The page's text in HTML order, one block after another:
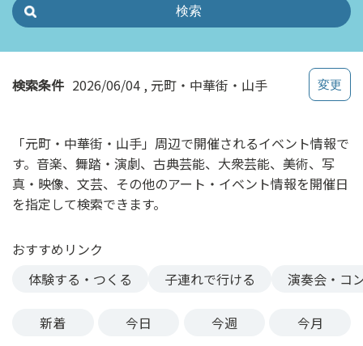
ペ
の検索条件 2026/06/04 元町・中華街・山手
「元町・中華街・山手」周辺で開催されるイベント情報で
す。音楽、舞踏・演劇、古典芸能、大衆芸能、美術、写
真・映像、文芸、その他のアート・イベント情報を開催日
を指定して検索できます。
おすすめリンク
体験する・つくる
子連れで行ける 演奏会・コ
新着 今日 今週 今月